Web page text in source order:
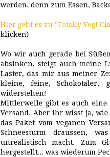
werden, denn zum Essen,
Hier geht es zu "Totally Veg!
klicken)
Wo wir auch gerade bei
absinken, steigt auch meine
Laster, das mir aus meiner
kleine, feine,
widerstehen!
Mittlerweile gibt es auch eine
Versand. Aber ihr wisst ja,
das Paket vom veganen
Schneesturm draussen,
unrealistisch macht. Zum
hergestellt... was wiederum